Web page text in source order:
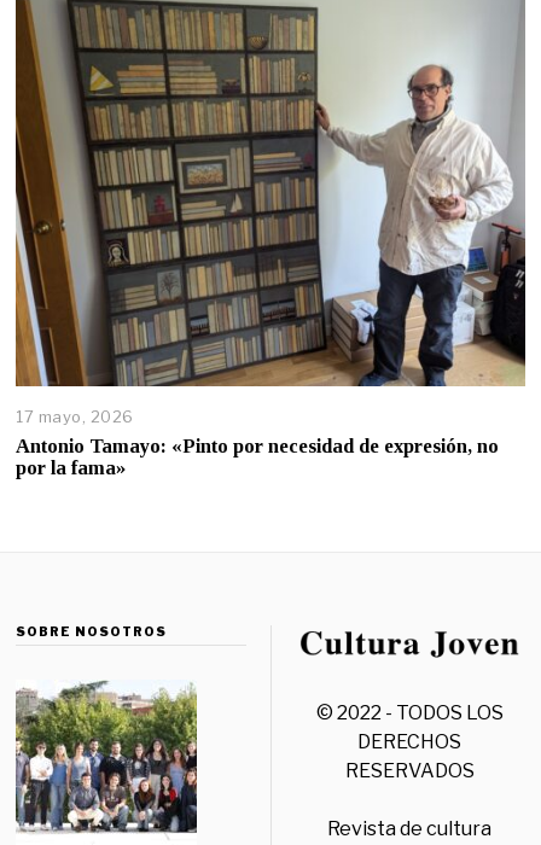
17 mayo, 2026
Antonio Tamayo: «Pinto por necesidad de expresión, no
por la fama»
SOBRE NOSOTROS
© 2022 - TODOS LOS
DERECHOS
RESERVADOS
Revista de cultura